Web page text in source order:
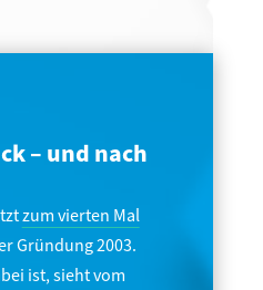
– und nach
zum vierten Mal
Gründung 2003.
ist, sieht vom